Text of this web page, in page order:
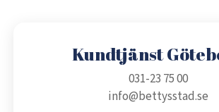
Kundtjänst
031-23 75 00
info@bettysstad.se